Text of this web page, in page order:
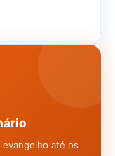
até os